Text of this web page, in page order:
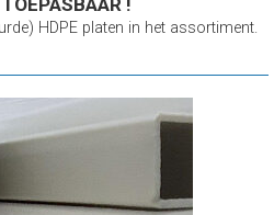
HDPE platen in het assortiment.